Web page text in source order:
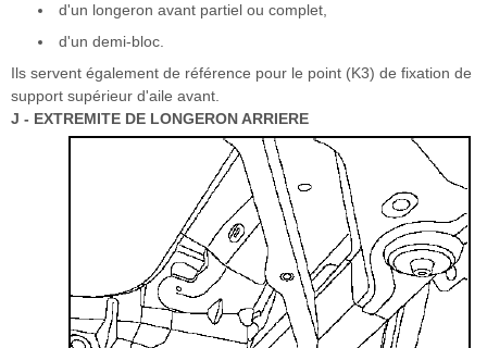
d'un longeron avant partiel ou complet,
d'un demi-bloc.
Ils servent également de référence pour le point (K3) de fixation de
support supérieur d'aile avant.
J - EXTREMITE DE LONGERON ARRIERE